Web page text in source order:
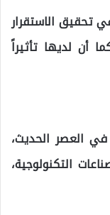
تحقيق الاستقرار
أن لديها تأثيراً
العصر الحديث،
التكنولوجية،